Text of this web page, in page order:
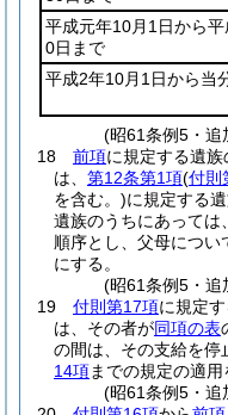
平成元年10月1日から
0日まで
平成2年10月1日から当
(昭61条例5・追
18
前項に規定する遺
は、 第12条第1項(付則
を含む。)に規定する
遺族のうちにあっては
順序とし、父母につい
にする。
(昭61条例5・追
19
付則第17項に規定
は、その者が同項の表
の間は、その支給を停
14項までの規定の適用
(昭61条例5・追